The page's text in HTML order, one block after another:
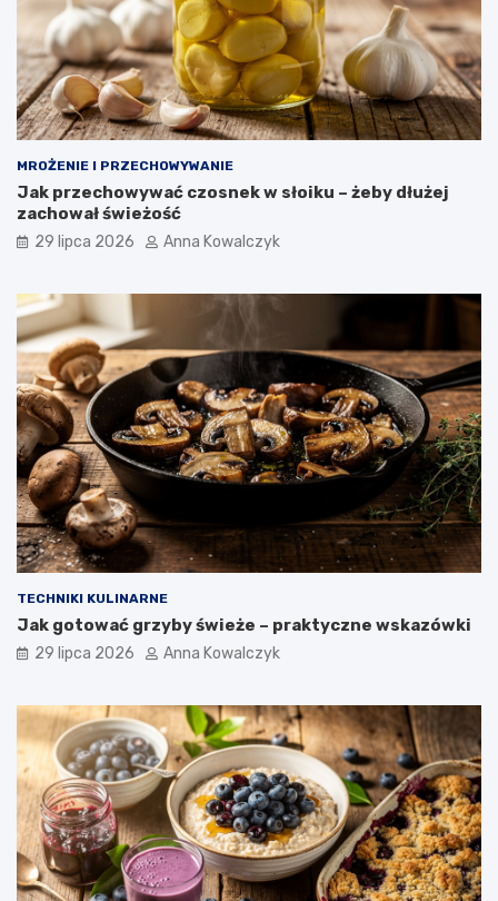
MROŻENIE I PRZECHOWYWANIE
Jak przechowywać czosnek w słoiku – żeby dłużej
zachował świeżość
29 lipca 2026 Anna Kowalczyk
TECHNIKI KULINARNE
Jak gotować grzyby świeże – praktyczne wskazówki
29 lipca 2026 Anna Kowalczyk